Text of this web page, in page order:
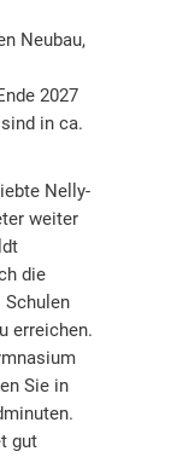
Neubau,
2027
in ca.
Nelly-
weiter
die
Schulen
erreichen.
Sie in
gut